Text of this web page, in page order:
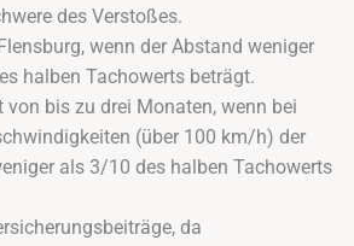
des Verstoßes.
wenn der Abstand weniger
halben Tachowerts beträgt.
von bis zu drei Monaten, wenn bei
(über 100 km/h) der
als 3/10 des halben Tachowerts
da